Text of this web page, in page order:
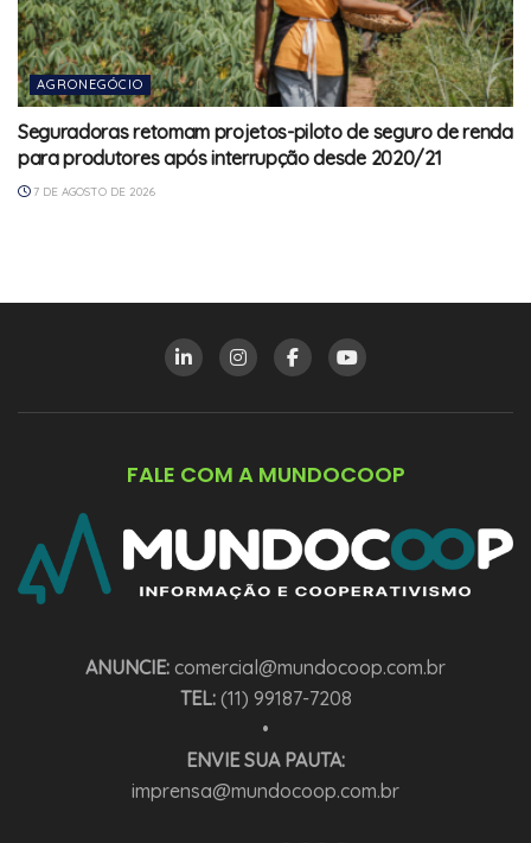
AGRONEGÓCIO
Seguradoras retomam projetos-piloto de seguro de renda
para produtores após interrupção desde 2020/21
7 DE AGOSTO DE 2026
FALE COM A MUNDOCOOP
ANUNCIE: comercial@mundocoop.com.br
TEL:(11) 99187-7208
•
ENVIE SUA PAUTA:
imprensa@mundocoop.com.br